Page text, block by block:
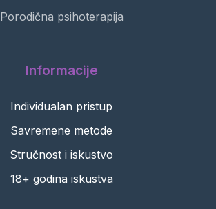
Porodična psihoterapija
Informacije
Individualan pristup
Savremene metode
Stručnost i iskustvo
18+ godina iskustva